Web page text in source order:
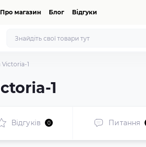
Про магазин Блог Відгуки
1
1
Відгуків 0 Питання